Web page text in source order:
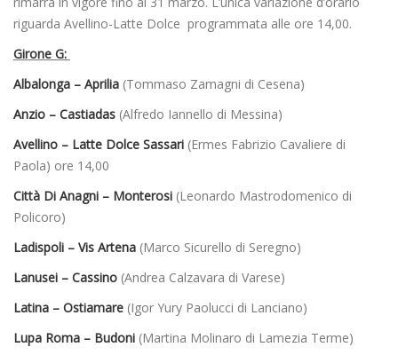
riguarda Avellino-Latte Dolce programmata alle ore 14,00.
Girone G:
Albalonga – Aprilia (Tommaso Zamagni di Cesena)
Anzio – Castiadas (Alfredo Iannello di Messina)
Avellino – Latte Dolce Sassari (Ermes Fabrizio Cavaliere di
Paola) ore 14,00
Città Di Anagni – Monterosi (Leonardo Mastrodomenico di
Policoro)
Ladispoli – Vis Artena (Marco Sicurello di Seregno)
Lanusei – Cassino (Andrea Calzavara di Varese)
Latina – Ostiamare (Igor Yury Paolucci di Lanciano)
Lupa Roma – Budoni (Martina Molinaro di Lamezia Terme)